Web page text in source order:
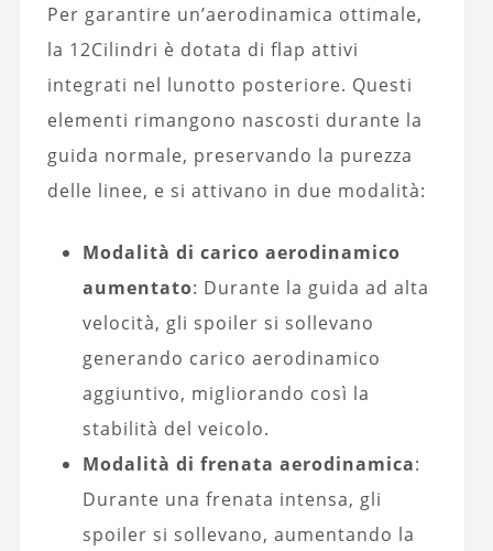
Per garantire un’aerodinamica ottimale,
la 12Cilindri è dotata di flap attivi
integrati nel lunotto posteriore. Questi
elementi rimangono nascosti durante la
guida normale, preservando la purezza
delle linee, e si attivano in due modalità:
Modalità di carico aerodinamico
aumentato: Durante la guida ad alta
velocità, gli spoiler si sollevano
generando carico aerodinamico
aggiuntivo, migliorando così la
stabilità del veicolo.
Modalità di frenata aerodinamica:
Durante una frenata intensa, gli
spoiler si sollevano, aumentando la